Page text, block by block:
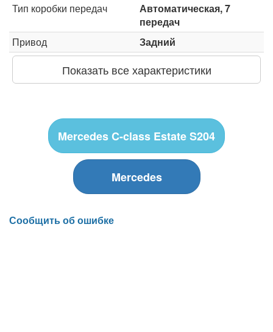
Тип коробки передач
Автоматическая, 7
передач
Привод
Задний
Показать все характеристики
Mercedes C-class Estate S204
Mercedes
Сообщить об ошибке